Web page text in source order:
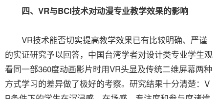
四、VR与BCI技术对动漫专业教学效果的影响
VR技术能否切实提高教学效果已有比较明确、严谨
的实证研究予以回答，中国台湾学者对设计类专业学生观
看同一部360度动画影片时用VR头显及传统二维屏幕两种
方式学习的差异做了极好的考察。研究结果十分清楚：V